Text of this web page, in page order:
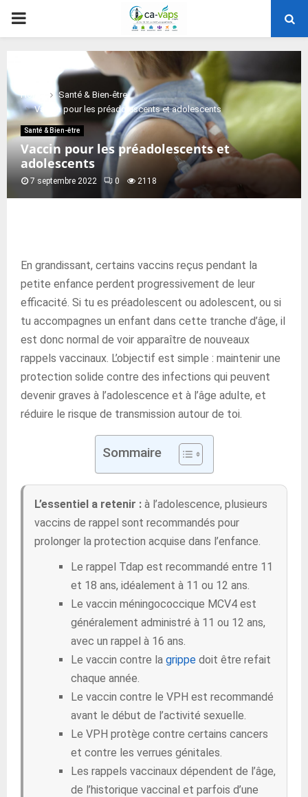
PRIMARY
Home
Santé & Bien-être
Vaccin pour les préadolescents et adolescents
Santé & Bien-être
Vaccin pour les préadolescents et
adolescents
7 septembre 2022 0 2118
En grandissant, certains vaccins reçus pendant la
petite enfance perdent progressivement de leur
efficacité. Si tu es préadolescent ou adolescent, ou si
tu accompagnes un enfant dans cette tranche d’âge, il
est donc normal de voir apparaître de nouveaux
rappels vaccinaux. L’objectif est simple : maintenir une
protection solide contre des infections qui peuvent
devenir graves à l’adolescence et à l’âge adulte, et
réduire le risque de transmission autour de toi.
Sommaire
L’essentiel a retenir : à l’adolescence, plusieurs
vaccins de rappel sont recommandés pour
prolonger la protection acquise dans l’enfance.
Le rappel Tdap est recommandé entre 11
et 18 ans, idéalement à 11 ou 12 ans.
Le vaccin méningococcique MCV4 est
généralement administré à 11 ou 12 ans,
avec un rappel à 16 ans.
Le vaccin contre la grippe doit être refait
chaque année.
Le vaccin contre le VPH est recommandé
avant le début de l’activité sexuelle.
Le VPH protège contre certains cancers
et contre les verrues génitales.
Les rappels vaccinaux dépendent de l’âge,
de l’historique vaccinal et parfois d’une